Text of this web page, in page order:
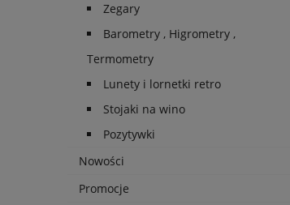
Zegary
Barometry , Higrometry ,
Termometry
Lunety i lornetki retro
Stojaki na wino
Pozytywki
Nowości
Promocje